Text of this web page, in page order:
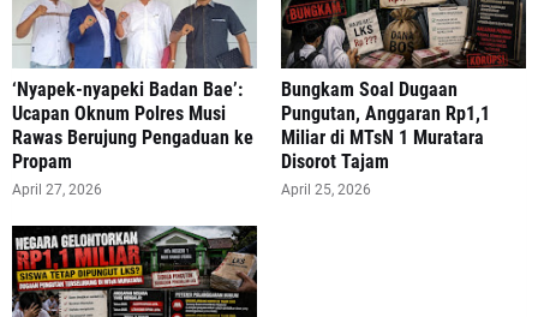
‘Nyapek-nyapeki Badan Bae’:
Ucapan Oknum Polres Musi
Rawas Berujung Pengaduan ke
Propam
April 27, 2026
Bungkam Soal Dugaan
Pungutan, Anggaran Rp1,1
Miliar di MTsN 1 Muratara
Disorot Tajam
April 25, 2026